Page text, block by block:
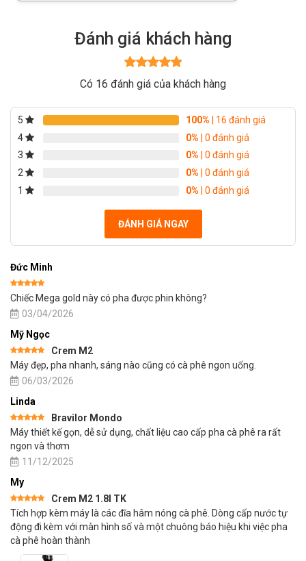
968.000đ.
Current
is:
896.000đ.
Đánh giá khách hàng
Được xếp
hạng
sao
Có 16 đánh giá của khách hàng
5 100% | 16 đánh giá
4
0% | 0 đánh giá
3
0% | 0 đánh giá
2
0% | 0 đánh giá
1
0% | 0 đánh giá
ĐÁNH GIÁ NGAY
Đức Minh
Được xếp
hạng55
sao
Chiếc Mega gold này có pha được phin không?
03/04/2026
Mỹ Ngọc
Được xếp
hạng 55
sao
Crem M2
Máy đẹp, pha nhanh, sáng nào cũng có cà phê ngon uống.
06/03/2026
Linda
Được xếp
hạng 55
sao
Bravilor Mondo
Máy thiết kế gọn, dễ sử dụng, chất liệu cao cấp pha cà phê ra rất
ngon và thơm
11/12/2025
My
Được xếp
hạng 5 5
sao
Crem M2 1.8l TK
Tích hợp kèm máy là các đĩa hâm nóng cà phê. Dòng cấp nước tự
động đi kèm với màn hình số và một chuông báo hiệu khi việc pha
cà phê hoàn thành